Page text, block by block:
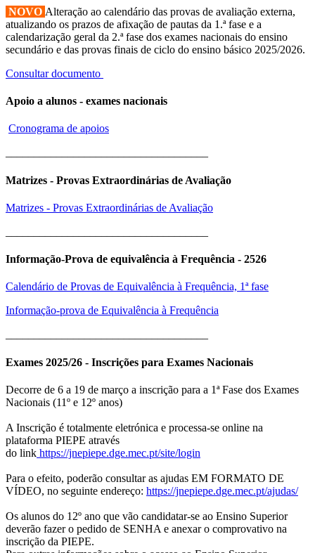
NOVO Alteração ao calendário das provas de avaliação externa,
atualizando os prazos de afixação de pautas da 1.ª fase e a
calendarização geral da 2.ª fase dos exames nacionais do ensino
secundário e das provas finais de ciclo do ensino básico 2025/2026.
Consultar documento
Apoio a alunos - exames nacionais
Cronograma de apoios
Matrizes - Provas Extraordinárias de Avaliação
Matrizes - Provas Extraordinárias de Avaliação
Informação-Prova de equivalência à Frequência - 2526
Calendário de Provas de Equivalência à Frequência, 1ª fase
Informação-prova de Equivalência à Frequência
Exames 2025/26 - Inscrições para Exames Nacionais
Decorre de 6 a 19 de março a inscrição para a 1ª Fase dos Exames
Nacionais (11º e 12º anos)
A Inscrição é totalmente eletrónica e processa-se online na
plataforma PIEPE através
do link https://jnepiepe.dge.mec.pt/site/login
Para o efeito, poderão consultar as ajudas EM FORMATO DE
VÍDEO, no seguinte endereço: https://jnepiepe.dge.mec.pt/ajudas/
Os alunos do 12º ano que vão candidatar-se ao Ensino Superior
deverão fazer o pedido de SENHA e anexar o comprovativo na
inscrição da PIEPE.